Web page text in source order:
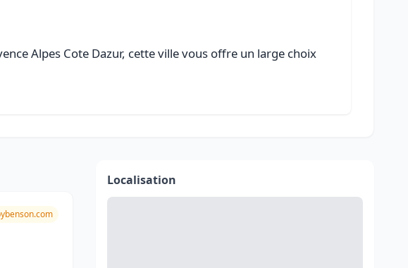
Alpes Cote Dazur, cette ville vous offre un large choix
Localisation